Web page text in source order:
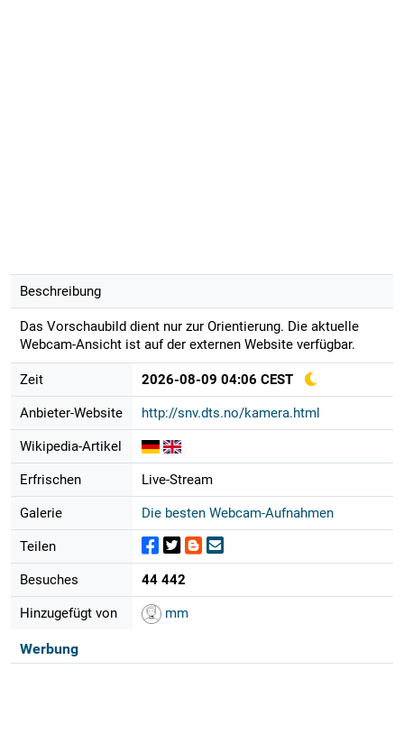
Beschreibung
Das Vorschaubild dient nur zur Orientierung. Die aktuelle
Webcam-Ansicht ist auf der externen Website verfügbar.
Zeit 2026-08-09 04:06 CEST
Anbieter-Website http://snv.dts.no/kamera.html
Wikipedia-Artikel
Erfrischen Live-Stream
Galerie Die besten Webcam-Aufnahmen
Teilen
Besuches 44 442
Hinzugefügt von mm
Werbung